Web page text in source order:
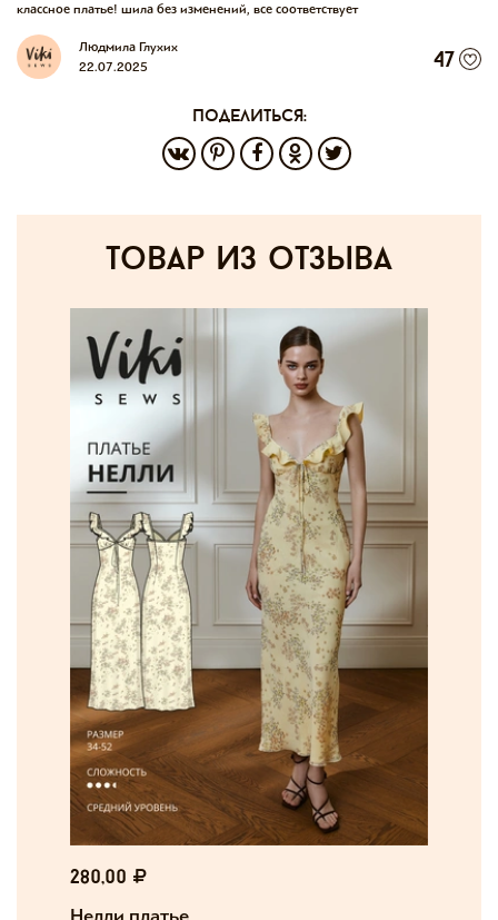
классное платье! шила без изменений, все соответствует
Людмила Глухих
22.07.2025
47
поделиться:
товар из отзыва
280,00